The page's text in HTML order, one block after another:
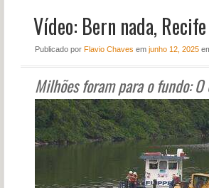
Vídeo: Bern nada,
Publicado por Flavio Chaves em junho 12, 2025
Milhões foram para o fundo: